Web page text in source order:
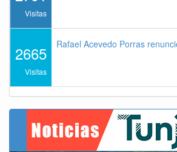
Visitas
2665
Visitas
Rafael Acevedo Porras